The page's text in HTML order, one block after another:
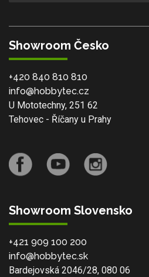
Showroom Česko
+420 840 810 810
info@hobbytec.cz
U Mototechny, 251 62
Tehovec - Říčany u Prahy
Showroom Slovensko
+421 909 100 200
info@hobbytec.sk
Bardejovská 2046/28, 080 06